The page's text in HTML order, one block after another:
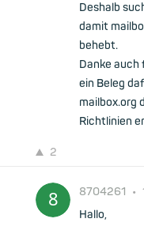
Deshalb
damit
behebt.
Danke auch
ein Beleg
mailbox.org
Richtlinien
2
8704261 •
Hallo,